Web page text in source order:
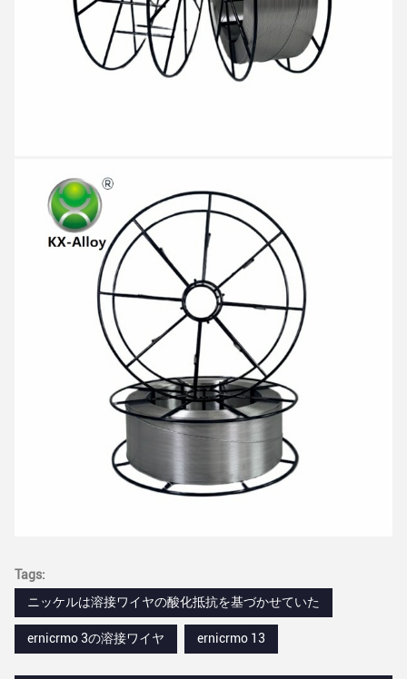
Tags:
ニッケルは溶接ワイヤの酸化抵抗を基づかせていた
ernicrmo 3の溶接ワイヤ ernicrmo 13